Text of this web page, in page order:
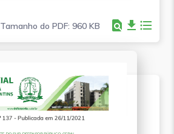
Tamanho do PDF: 960 KB find_in_page file_download format_list_bulleted